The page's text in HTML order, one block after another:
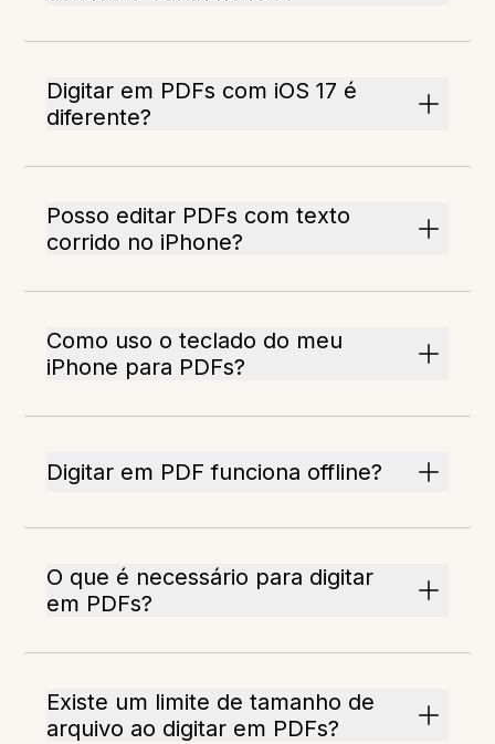
Digitar em PDFs com iOS 17 é
diferente?
Posso editar PDFs com texto
corrido no iPhone?
Como uso o teclado do meu
iPhone para PDFs?
Digitar em PDF funciona offline?
O que é necessário para digitar
em PDFs?
Existe um limite de tamanho de
arquivo ao digitar em PDFs?